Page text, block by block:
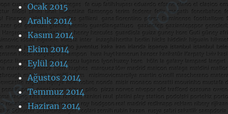
Ocak 2015
Aralık 2014
Kasım 2014
Ekim 2014
Eylül 2014
Ağustos 2014
Temmuz 2014
Haziran 2014